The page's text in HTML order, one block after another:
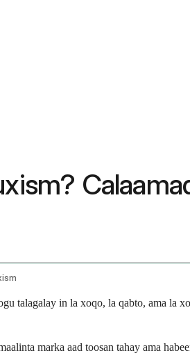
talagalay in la xoqo, la qabto, ama la
marka aad toosan tahay ama